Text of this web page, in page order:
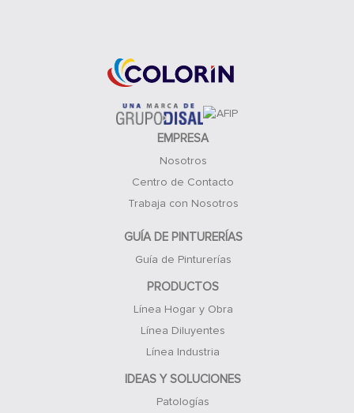
EMPRESA
Nosotros
Centro de Contacto
Trabaja con Nosotros
GUÍA DE PINTURERÍAS
Guía de Pinturerías
PRODUCTOS
Línea Hogar y Obra
Línea Diluyentes
Línea Industria
IDEAS Y SOLUCIONES
Patologías